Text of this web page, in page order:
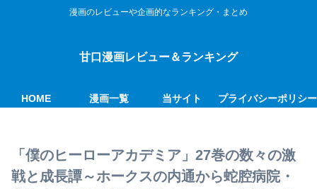
漫画のレビューや企画的なランキング・まとめ
甘口漫画レビュー＆ランキング
HOME 漫画一覧 当サイト プライバシーポリシー
「僕のヒーローアカデミア」27巻の数々の激
戦と成長譚～ホークスの内通から蛇腔病院・